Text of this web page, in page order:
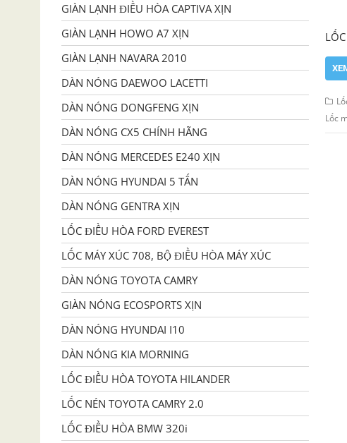
Lốc
GIÀN LẠNH ĐIỀU HÒA CAPTIVA XỊN
GIÀN LẠNH HOWO A7 XỊN
GIÀN LẠNH NAVARA 2010
DÀN NÓNG DAEWOO LACETTI
DÀN NÓNG DONGFENG XỊN
DÀN NÓNG CX5 CHÍNH HÃNG
DÀN NÓNG MERCEDES E240 XỊN
DÀN NÓNG HYUNDAI 5 TẤN
DÀN NÓNG GENTRA XỊN
LỐC ĐIỀU HÒA FORD EVEREST
LỐC MÁY XÚC 708, BỘ ĐIỀU HÒA MÁY XÚC
DÀN NÓNG TOYOTA CAMRY
GIÀN NÓNG ECOSPORTS XỊN
DÀN NÓNG HYUNDAI I10
DÀN NÓNG KIA MORNING
LỐC ĐIỀU HÒA TOYOTA HILANDER
LỐC NÉN TOYOTA CAMRY 2.0
LỐC ĐIỀU HÒA BMW 320i